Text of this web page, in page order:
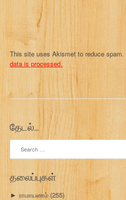
This site uses Akismet to reduce spam.
data is processed.
தேடல்…
தலைப்புகள்
► ராமாயணம் (255)